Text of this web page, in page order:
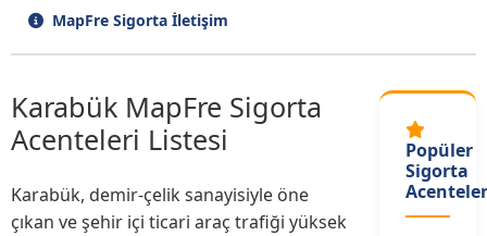
MapFre Sigorta İletişim
Karabük MapFre Sigorta
Acenteleri Listesi
Karabük, demir-çelik sanayisiyle öne
çıkan ve şehir içi ticari araç trafiği yüksek
Popüler
Sigorta